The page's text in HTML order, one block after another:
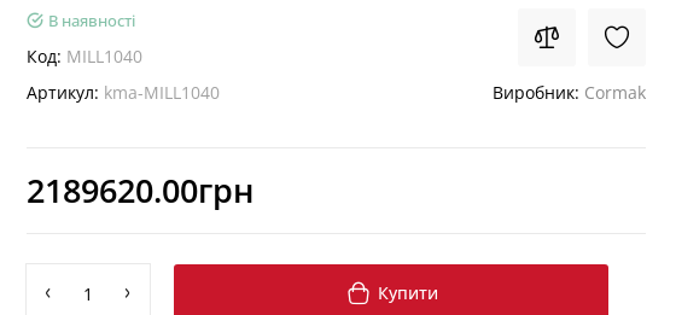
В наявності
Код: MILL1040
Артикул: kma-MILL1040 Виробник: Cormak
2189620.00грн
Купити